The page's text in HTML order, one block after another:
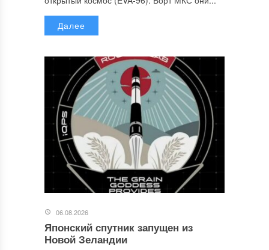
Далее
06.08.2026
Японский спутник запущен из
Новой Зеландии